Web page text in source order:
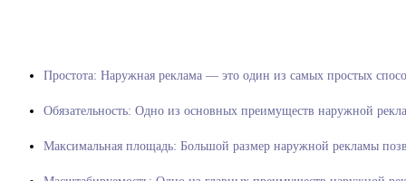
Простота: Наружная реклама —
Обязательность: Одно из основных преимуществ наружной
Максимальная площадь: Большой размер наружной рекламы